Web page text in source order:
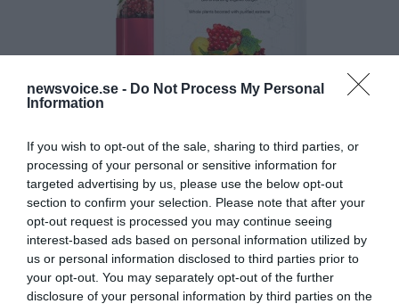
newsvoice.se - Do Not Process My Personal
Information
If you wish to opt-out of the sale, sharing to third parties, or
processing of your personal or sensitive information for
targeted advertising by us, please use the below opt-out
section to confirm your selection. Please note that after your
opt-out request is processed you may continue seeing
interest-based ads based on personal information utilized by
us or personal information disclosed to third parties prior to
your opt-out. You may separately opt-out of the further
disclosure of your personal information by third parties on the